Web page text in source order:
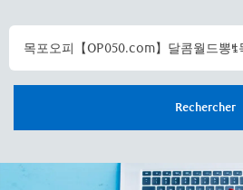
Rechercher